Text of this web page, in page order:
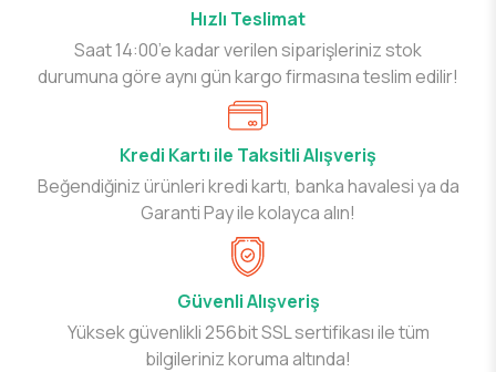
Hızlı Teslimat
Saat 14:00’e kadar verilen siparişleriniz stok
durumuna göre aynı gün kargo firmasına teslim edilir!
Kredi Kartı ile Taksitli Alışveriş
Beğendiğiniz ürünleri kredi kartı, banka havalesi ya da
Garanti Pay ile kolayca alın!
Güvenli Alışveriş
Yüksek güvenlikli 256bit SSL sertifikası ile tüm
bilgileriniz koruma altında!